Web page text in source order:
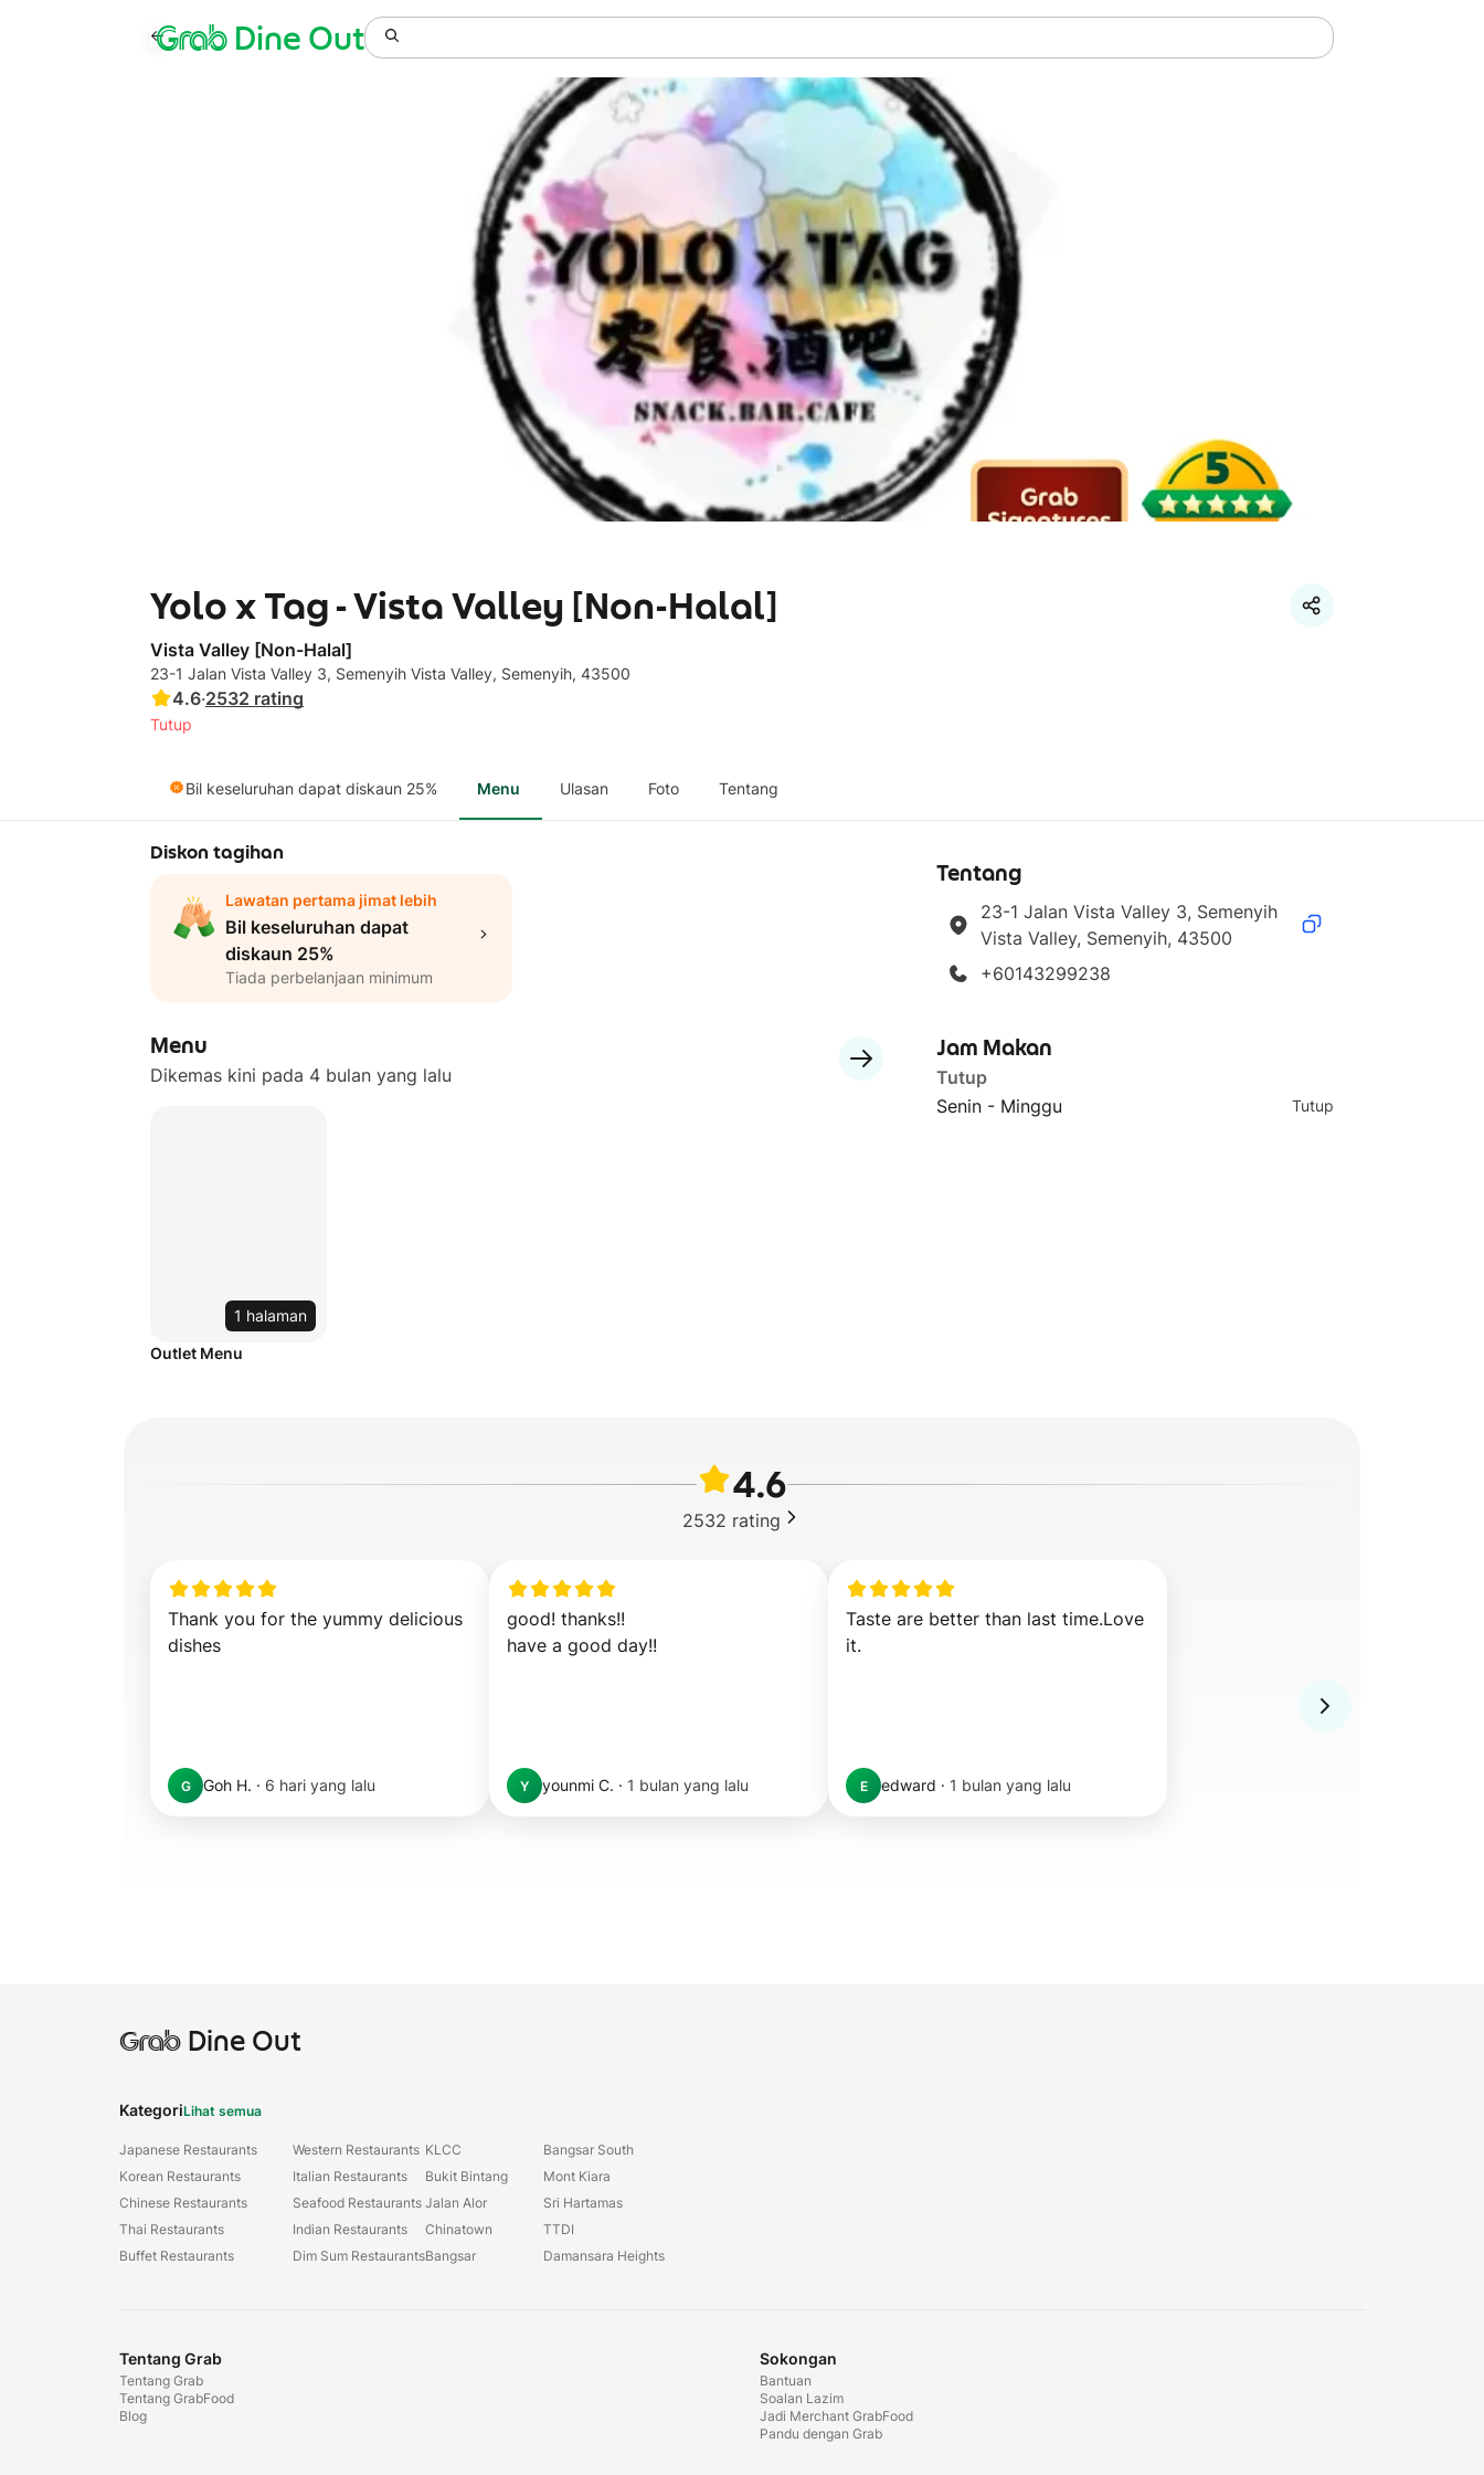
GrabDine Out
Yolo x Tag - Vista Valley [Non-Halal]
Vista Valley [Non-Halal]
23-1 Jalan Vista Valley 3, Semenyih Vista Valley, Semenyih, 43500
4.6·2532 rating
Tutup
Bil keseluruhan dapat diskaun 25% Menu Ulasan Foto Tentang
Diskon tagihan
Lawatan pertama jimat lebih
Bil keseluruhan dapat
diskaun 25%
Tiada perbelanjaan minimum
Menu
Dikemas kini pada 4 bulan yang lalu
1 halaman
Outlet Menu
Tentang
23-1 Jalan Vista Valley 3, Semenyih
Vista Valley, Semenyih, 43500
+60143299238
Jam Makan
Tutup
Senin - Minggu
Tutup
4.6
2532 rating
Thank you for the yummy delicious
dishes
G Goh H. · 6 hari yang lalu
good! thanks!!
have a good day!!
Y younmi C. · 1 bulan yang lalu
Taste are better than last time.Love
it.
E edward · 1 bulan yang lalu
GrabDine Out
KategoriLihat semua
Japanese Restaurants
Korean Restaurants
Chinese Restaurants
Thai Restaurants
Buffet Restaurants
Western Restaurants
Italian Restaurants
Seafood Restaurants
Indian Restaurants
Dim Sum Restaurants
KLCC
Bukit Bintang
Jalan Alor
Chinatown
Bangsar
Bangsar South
Mont Kiara
Sri Hartamas
TTDI
Damansara Heights
Tentang Grab
Tentang Grab
Tentang GrabFood
Blog
Sokongan
Bantuan
Soalan Lazim
Jadi Merchant GrabFood
Pandu dengan Grab